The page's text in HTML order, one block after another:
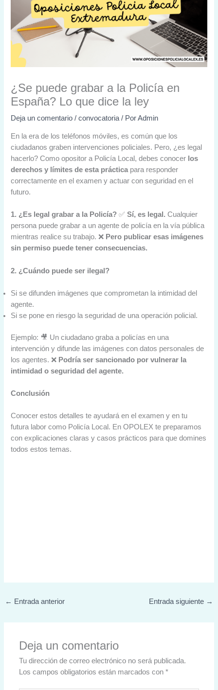
¿Se puede grabar a la Policía en
España? Lo que dice la ley
Deja un comentario /convocatoria/ PorAdmin
En la era de los teléfonos móviles, es común que los
ciudadanos graben intervenciones policiales. Pero, ¿es legal
hacerlo? Como opositor a Policía Local, debes conocer los
derechos y límites de esta práctica para responder
correctamente en el examen y actuar con seguridad en el
futuro.
1. ¿Es legal grabar a la Policía? ✅Sí, es legal. Cualquier
persona puede grabar a un agente de policía en la vía pública
mientras realice su trabajo. ❌ Pero publicar esas imágenes
sin permiso puede tener consecuencias.
2. ¿Cuándo puede ser ilegal?
Si se difunden imágenes que comprometan la intimidad del
agente.
Si se pone en riesgo la seguridad de una operación policial.
Ejemplo: 🎥 Un ciudadano graba a policías en una
intervención y difunde las imágenes con datos personales de
los agentes. ❌ Podría ser sancionado por vulnerar la
intimidad o seguridad del agente.
Conclusión
Conocer estos detalles te ayudará en el examen y en tu
futura labor como Policía Local. En OPOLEX te preparamos
con explicaciones claras y casos prácticos para que domines
todos estos temas.
← Entrada anterior Entrada siguiente →
Deja un comentario
Tu dirección de correo electrónico no será publicada.
Los campos obligatorios están marcados con*